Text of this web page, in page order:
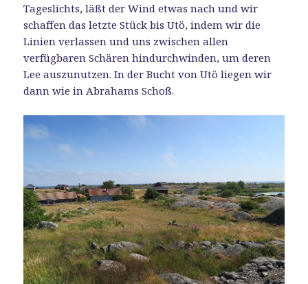
Tageslichts, läßt der Wind etwas nach und wir
schaffen das letzte Stück bis Utö, indem wir die
Linien verlassen und uns zwischen allen
verfügbaren Schären hindurchwinden, um deren
Lee auszunutzen. In der Bucht von Utö liegen wir
dann wie in Abrahams Schoß.